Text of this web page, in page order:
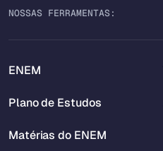
NOSSAS FERRAMENTAS:
ENEM
Plano de Estudos
Matérias do ENEM